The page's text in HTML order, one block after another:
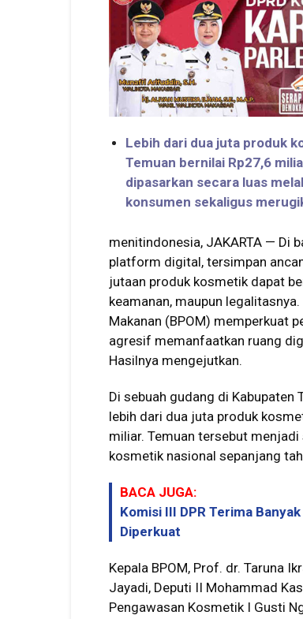
Lebih dari dua juta produk
Temuan bernilai Rp27,6
dipasarkan secara luas
konsumen sekaligus
menitindonesia, JAKARTA — Di
platform digital, tersimpan
jutaan produk kosmetik dapat
keamanan, maupun
Makanan (BPOM) memperkuat
agresif memanfaatkan ruang
Hasilnya mengejutkan.
Di sebuah gudang di
lebih dari dua juta produk
miliar. Temuan tersebut
kosmetik nasional sepanjang
BACA JUGA:
Komisi III DPR Terima
Diperkuat
Kepala BPOM, Prof. dr. Taruna
Jayadi, Deputi II Mohammad
Pengawasan Kosmetik I Gusti